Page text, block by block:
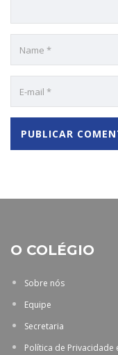
O COLÉGIO
Sobre nós
Equipe
Secretaria
Política de Privacidade